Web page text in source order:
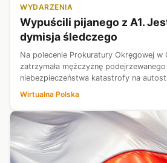
WYDARZENIA
Wypuścili pijanego z A1.
dymisja śledczego
Na polecenie Prokuratury Okręgowej
zatrzymała mężczyznę
niebezpieczeństwa katastrofy na
prokurator generalny, z...
Wirtualna Polska